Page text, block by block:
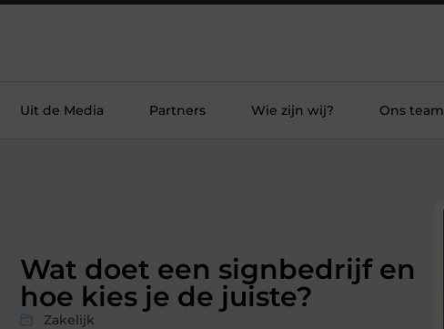
Uit de Media Partners Wie zijn wij? Ons team
Wat doet een signbedrijf en
hoe kies je de juiste?
Zakelijk